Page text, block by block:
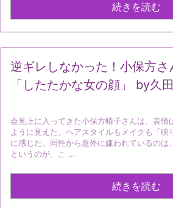
続きを読む
逆ギレしなかった！小保方さ
「したたかな女の顔」 by久
会見上に入ってきた小保方晴子さんは、表情
ように見えた。ヘアスタイルもメイクも「映
に感じた。同性から意外に嫌われているのは
というのが、こ ...
続きを読む